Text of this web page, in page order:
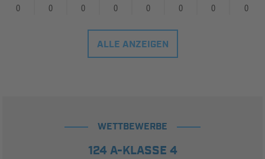
0 0 0 0 0 0 0 0
ALLE ANZEIGEN
WETTBEWERBE
124 A-KLASSE 4